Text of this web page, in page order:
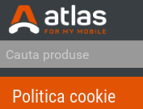
Politica cookie